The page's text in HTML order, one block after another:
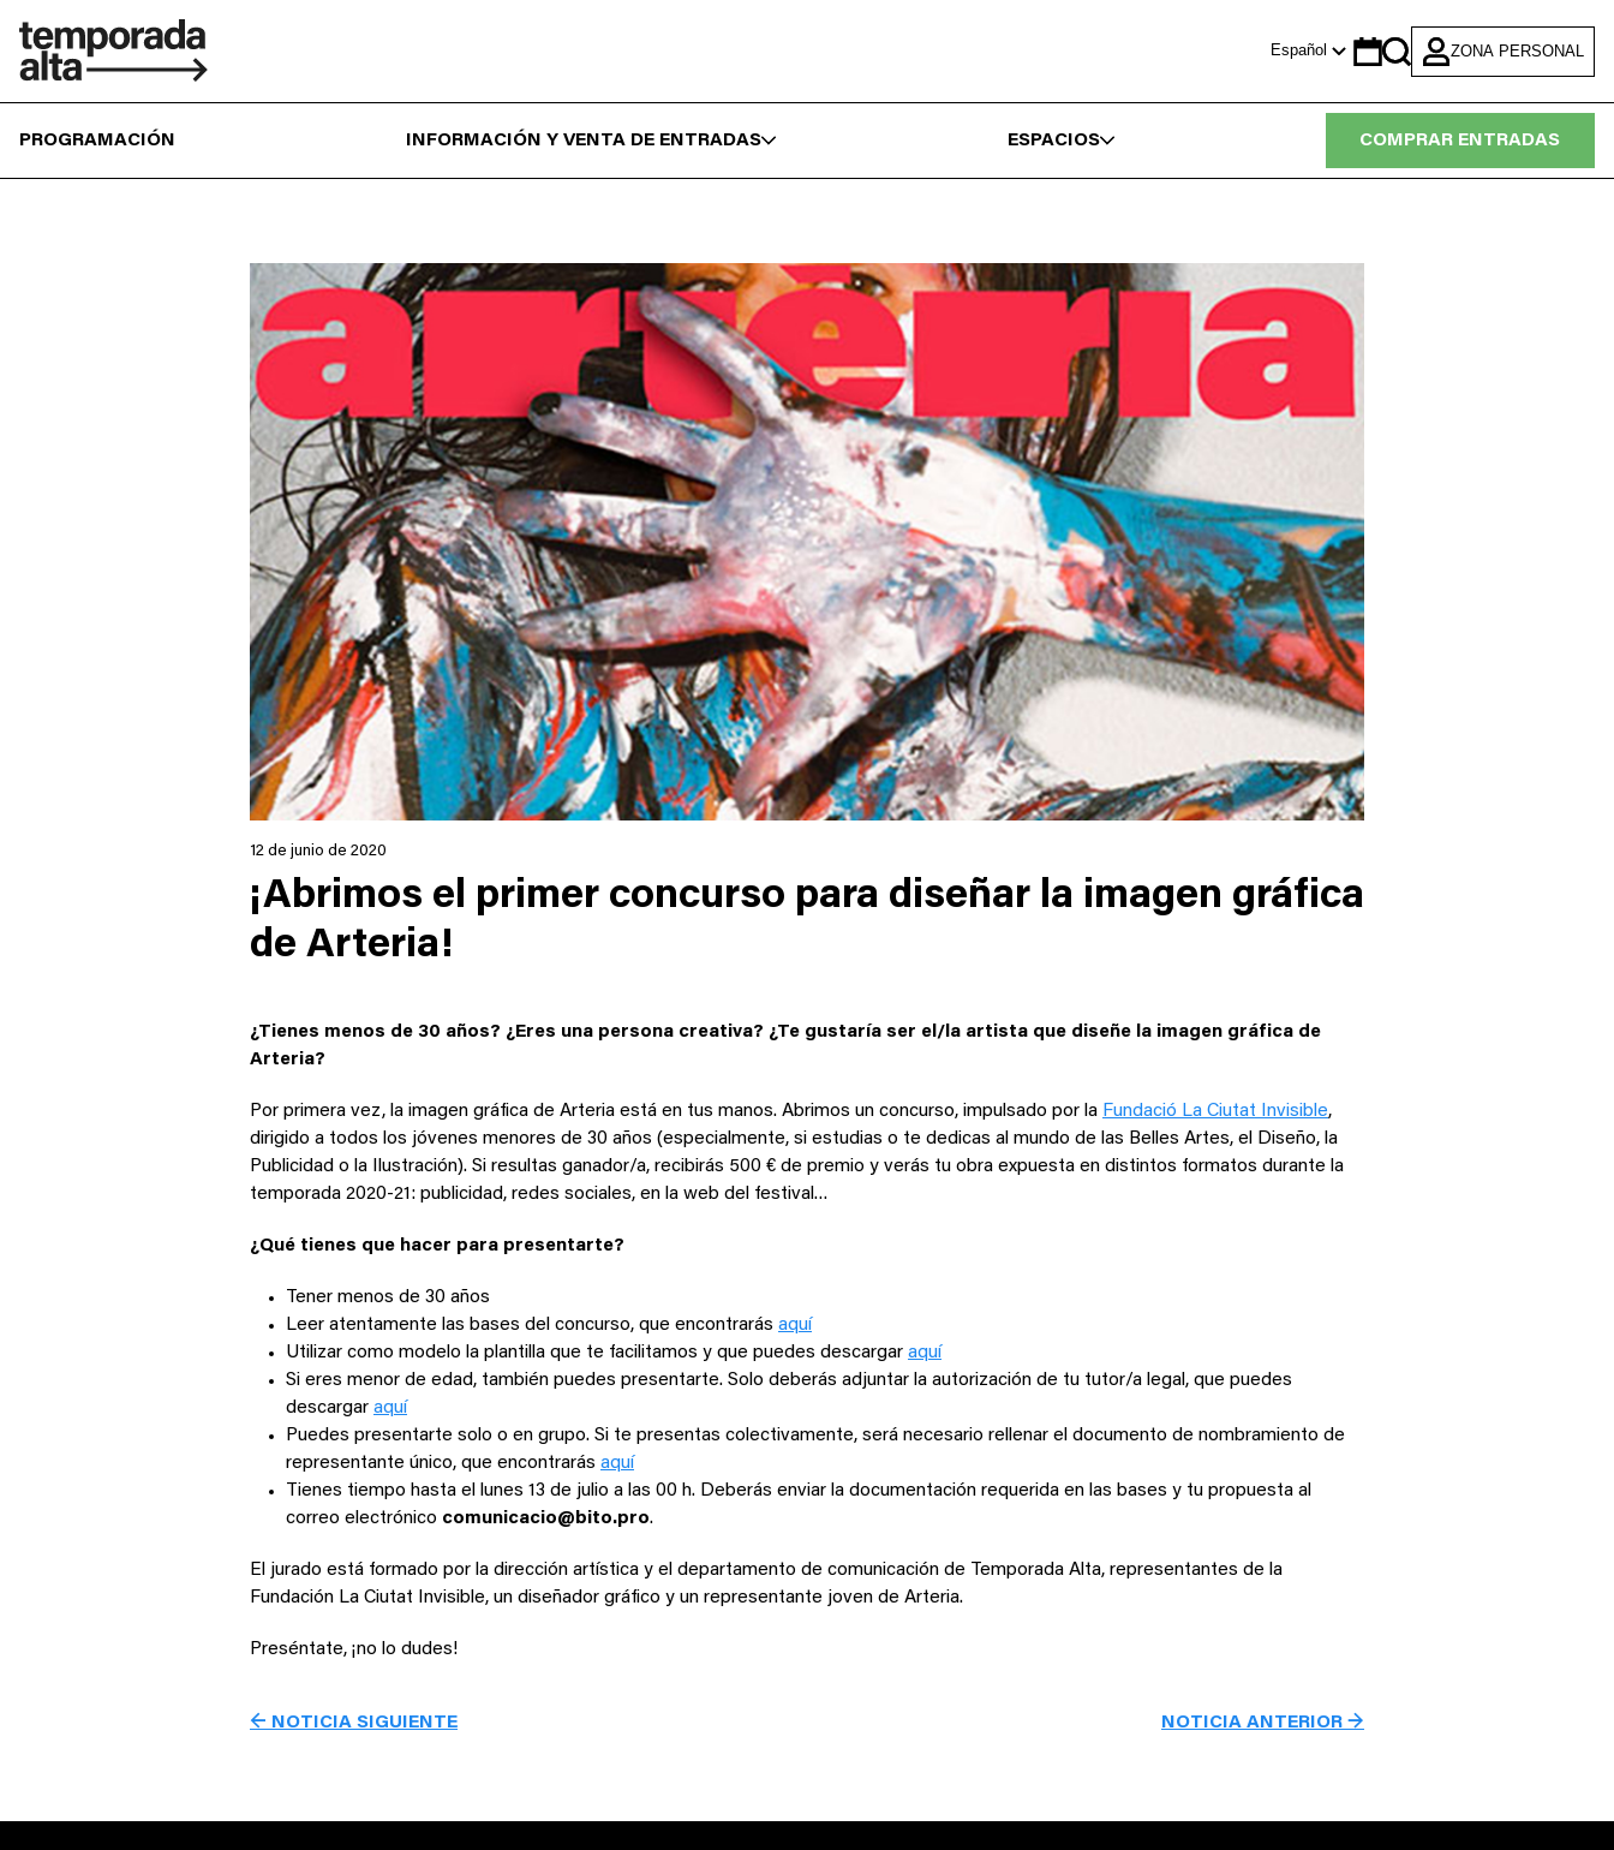
Temporada
Español
Calendario
Search
ZONA PERSONAL
PROGRAMACIÓN INFORMACIÓN Y VENTA DE ENTRADAS ESPACIOS COMPRAR ENTRADAS
12 de junio de 2020
¡Abrimos el primer concurso para diseñar la imagen gráfica
de Arteria!
¿Tienes menos de 30 años? ¿Eres una persona creativa? ¿Te gustaría ser el/la artista que diseñe la imagen gráfica de
Arteria?
Por primera vez, la imagen gráfica de Arteria está en tus manos. Abrimos un concurso, impulsado por la Fundació La Ciutat Invisible,
dirigido a todos los jóvenes menores de 30 años (especialmente, si estudias o te dedicas al mundo de las Belles Artes, el Diseño, la
Publicidad o la Ilustración). Si resultas ganador/a, recibirás 500 € de premio y verás tu obra expuesta en distintos formatos durante la
temporada 2020-21: publicidad, redes sociales, en la web del festival…
¿Qué tienes que hacer para presentarte?
Tener menos de 30 años
Leer atentamente las bases del concurso, que encontrarás aquí
Utilizar como modelo la plantilla que te facilitamos y que puedes descargar aquí
Si eres menor de edad, también puedes presentarte. Solo deberás adjuntar la autorización de tu tutor/a legal, que puedes
descargar aquí
Puedes presentarte solo o en grupo. Si te presentas colectivamente, será necesario rellenar el documento de nombramiento de
representante único, que encontrarás aquí
Tienes tiempo hasta el lunes 13 de julio a las 00 h. Deberás enviar la documentación requerida en las bases y tu propuesta al
correo electrónico comunicacio@bito.pro.
El jurado está formado por la dirección artística y el departamento de comunicación de Temporada Alta, representantes de la
Fundación La Ciutat Invisible, un diseñador gráfico y un representante joven de Arteria.
Preséntate, ¡no lo dudes!
← NOTICIA SIGUIENTE NOTICIA ANTERIOR →